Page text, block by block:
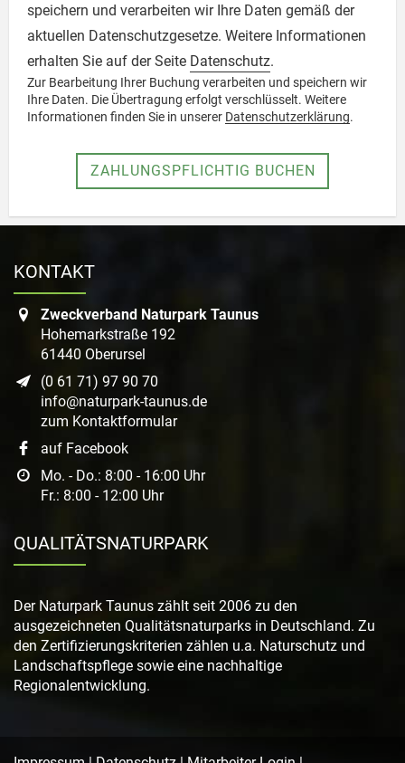
speichern und verarbeiten wir Ihre Daten gemäß der
aktuellen Datenschutzgesetze. Weitere Informationen
erhalten Sie auf der Seite Datenschutz.
Zur Bearbeitung Ihrer Buchung verarbeiten und speichern wir
Ihre Daten. Die Übertragung erfolgt verschlüsselt. Weitere
Informationen finden Sie in unserer Datenschutzerklärung.
Absenden
KONTAKT
Zweckverband Naturpark Taunus
Hohemarkstraße 192
61440 Oberursel
(0 61 71) 97 90 70
info@naturpark-taunus.de
zum Kontaktformular
auf Facebook
Mo. - Do.: 8:00 - 16:00 Uhr
Fr.: 8:00 - 12:00 Uhr
QUALITÄTSNATURPARK
Der Naturpark Taunus zählt seit 2006 zu den
ausgezeichneten Qualitätsnaturparks in Deutschland. Zu
den Zertifizierungskriterien zählen u.a. Naturschutz und
Landschaftspflege sowie eine nachhaltige
Regionalentwicklung.